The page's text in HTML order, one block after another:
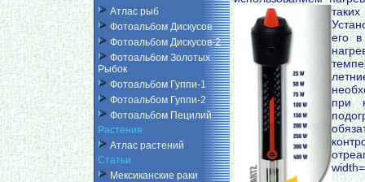
Атлас рыб
Фотоальбом Дискусов
Фотоальбом Дискусов-2
Фотоальбом Золотых
Рыбок
Фотоальбом Гуппи-1
Фотоальбом Гуппи-2
Фотоальбом Пецилий
Растения
Атлас растений
Статьи
Мексиканские раки
его в
при